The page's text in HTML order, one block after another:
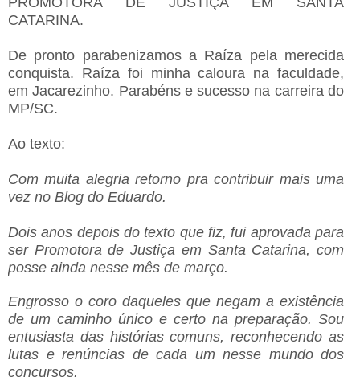
CATARINA.
De pronto parabenizamos a Raíza pela merecida
conquista. Raíza foi minha caloura na faculdade,
em Jacarezinho. Parabéns e sucesso na carreira do
MP/SC.
Ao texto:
Com muita alegria retorno pra contribuir mais uma
vez no Blog do Eduardo.
Dois anos depois do texto que fiz, fui aprovada para
ser Promotora de Justiça em Santa Catarina, com
posse ainda nesse mês de março.
Engrosso o coro daqueles que negam a existência
de um caminho único e certo na preparação. Sou
entusiasta das histórias comuns, reconhecendo as
lutas e renúncias de cada um nesse mundo dos
concursos.